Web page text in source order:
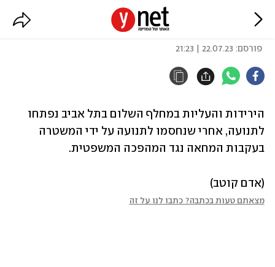
מחלף השלום נפתח לתנועה
פורסם: 22.07.23 | 21:23
בעקבות המחאה נגד המהפכה המשפטית.
(אדם קוטב)
מצאתם טעות בכתבה? כתבו לנו על זה